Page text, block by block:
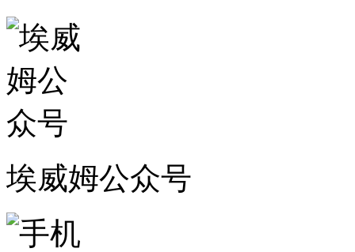
埃威姆公众号